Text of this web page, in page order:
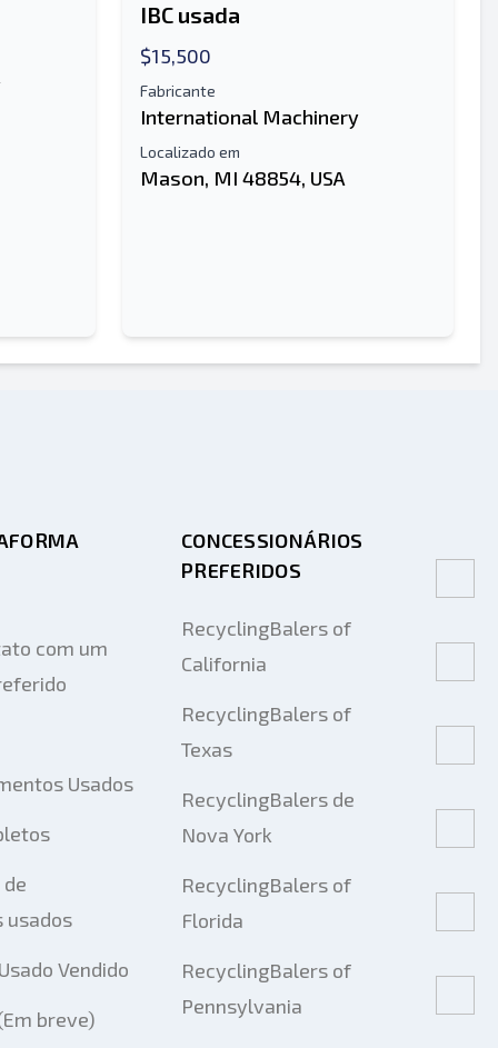
IBC usada
$15,500
Fabricante
International Machinery
Localizado em
Mason, MI 48854, USA
com um
Usados
usados
Vendido
breve)
CONCESSIONÁRIOS
PREFERIDOS
RecyclingBalers of
California
RecyclingBalers of
Texas
RecyclingBalers de
Nova York
RecyclingBalers of
Florida
RecyclingBalers of
Pennsylvania